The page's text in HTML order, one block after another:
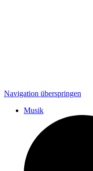
Navigation überspringen
Musik